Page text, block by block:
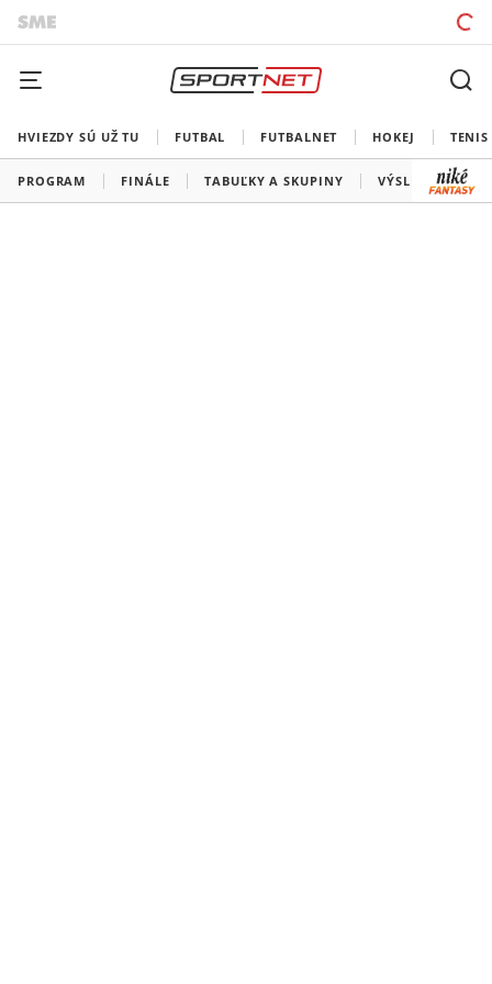
HVIEZDY SÚ UŽ TU FUTBAL FUTBALNET HOKEJ TENIS
PROGRAM FINÁLE TABUĽKY A SKUPINY VÝSLEDKY